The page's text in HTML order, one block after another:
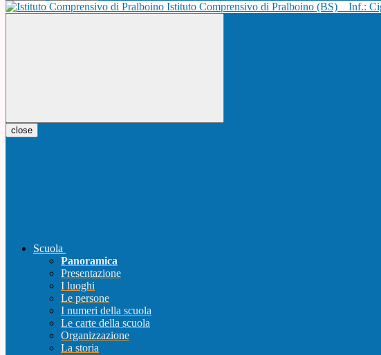
Istituto Comprensivo di Pralboino (BS) Inf.:
close
Scuola
Panoramica
Presentazione
I luoghi
Le persone
I numeri della scuola
Le carte della scuola
Organizzazione
La storia